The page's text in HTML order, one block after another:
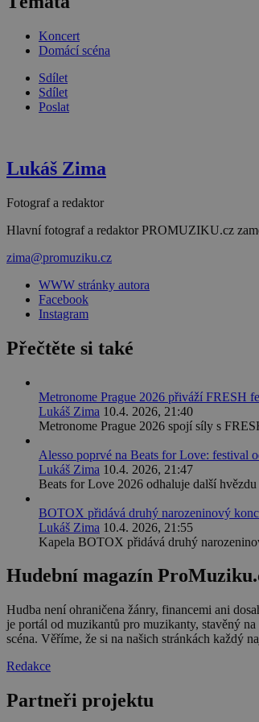
Koncert
Domácí scéna
Sdílet
Sdílet
Poslat
Lukáš Zima
Fotograf a redaktor
Hlavní fotograf a redaktor PROMUZIKU.cz
zima@promuziku.cz
WWW stránky autora
Facebook
Instagram
Přečtěte si také
Metronome Prague 2026 přiváží FRESH
Lukáš Zima 10.4. 2026, 21:40
Metronome Prague 2026 spojí síly s
Alesso poprvé na Beats for Love: festival
Lukáš Zima 10.4. 2026, 21:47
Beats for Love 2026 odhaluje další
BOTOX přidává druhý narozeninový
Lukáš Zima 10.4. 2026, 21:55
Kapela BOTOX přidává druhý
Hudební magazín
Hudba není ohraničena žánry, financemi ani
je portál od muzikantů pro muzikanty, stavěný
scéna. Věříme, že si na našich stránkách každý
Redakce
Partneři projektu